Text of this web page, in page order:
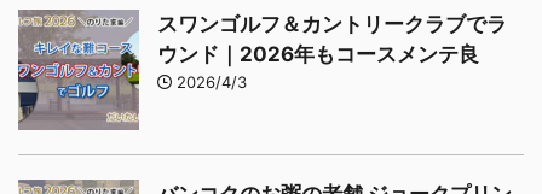
スワンゴルフ＆カントリークラブでラ
ウンド｜2026年もコースメンテ良
2026/4/3